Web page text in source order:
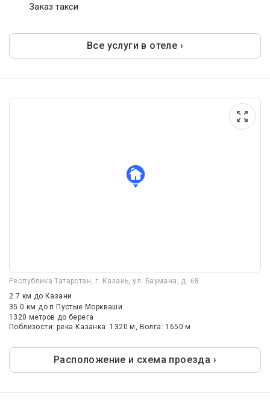
Заказ такси
Все услуги в отеле ›
Республика Татарстан, г. Казань, ул. Баумана, д. 68
2.7 км до Казани
35.0 кмдо п Пустые Моркваши
1320 метров до берега
Поблизости: река Казанка: 1320 м, Волга: 1650 м
Расположение и схема проезда ›